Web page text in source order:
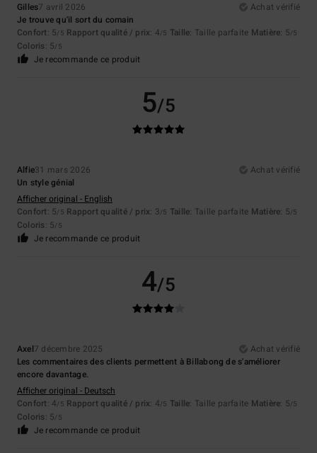
Gilles7 avril 2026
Achat vérifié
Je trouve qu'il sort du comain
Confort: 5/5 Rapport qualité / prix: 4/5 Taille: Taille parfaite Matière: 5/5
Coloris: 5/5
Je recommande ce produit
5/5
Alfie31 mars 2026
Achat vérifié
Un style génial
Afficher original - English
Confort: 5/5 Rapport qualité / prix: 3/5 Taille: Taille parfaite Matière: 5/5
Coloris: 5/5
Je recommande ce produit
4/5
Axel7 décembre 2025
Achat vérifié
Les commentaires des clients permettent à Billabong de s'améliorer
encore davantage.
Afficher original - Deutsch
Confort: 4/5 Rapport qualité / prix: 4/5 Taille: Taille parfaite Matière: 5/5
Coloris: 5/5
Je recommande ce produit